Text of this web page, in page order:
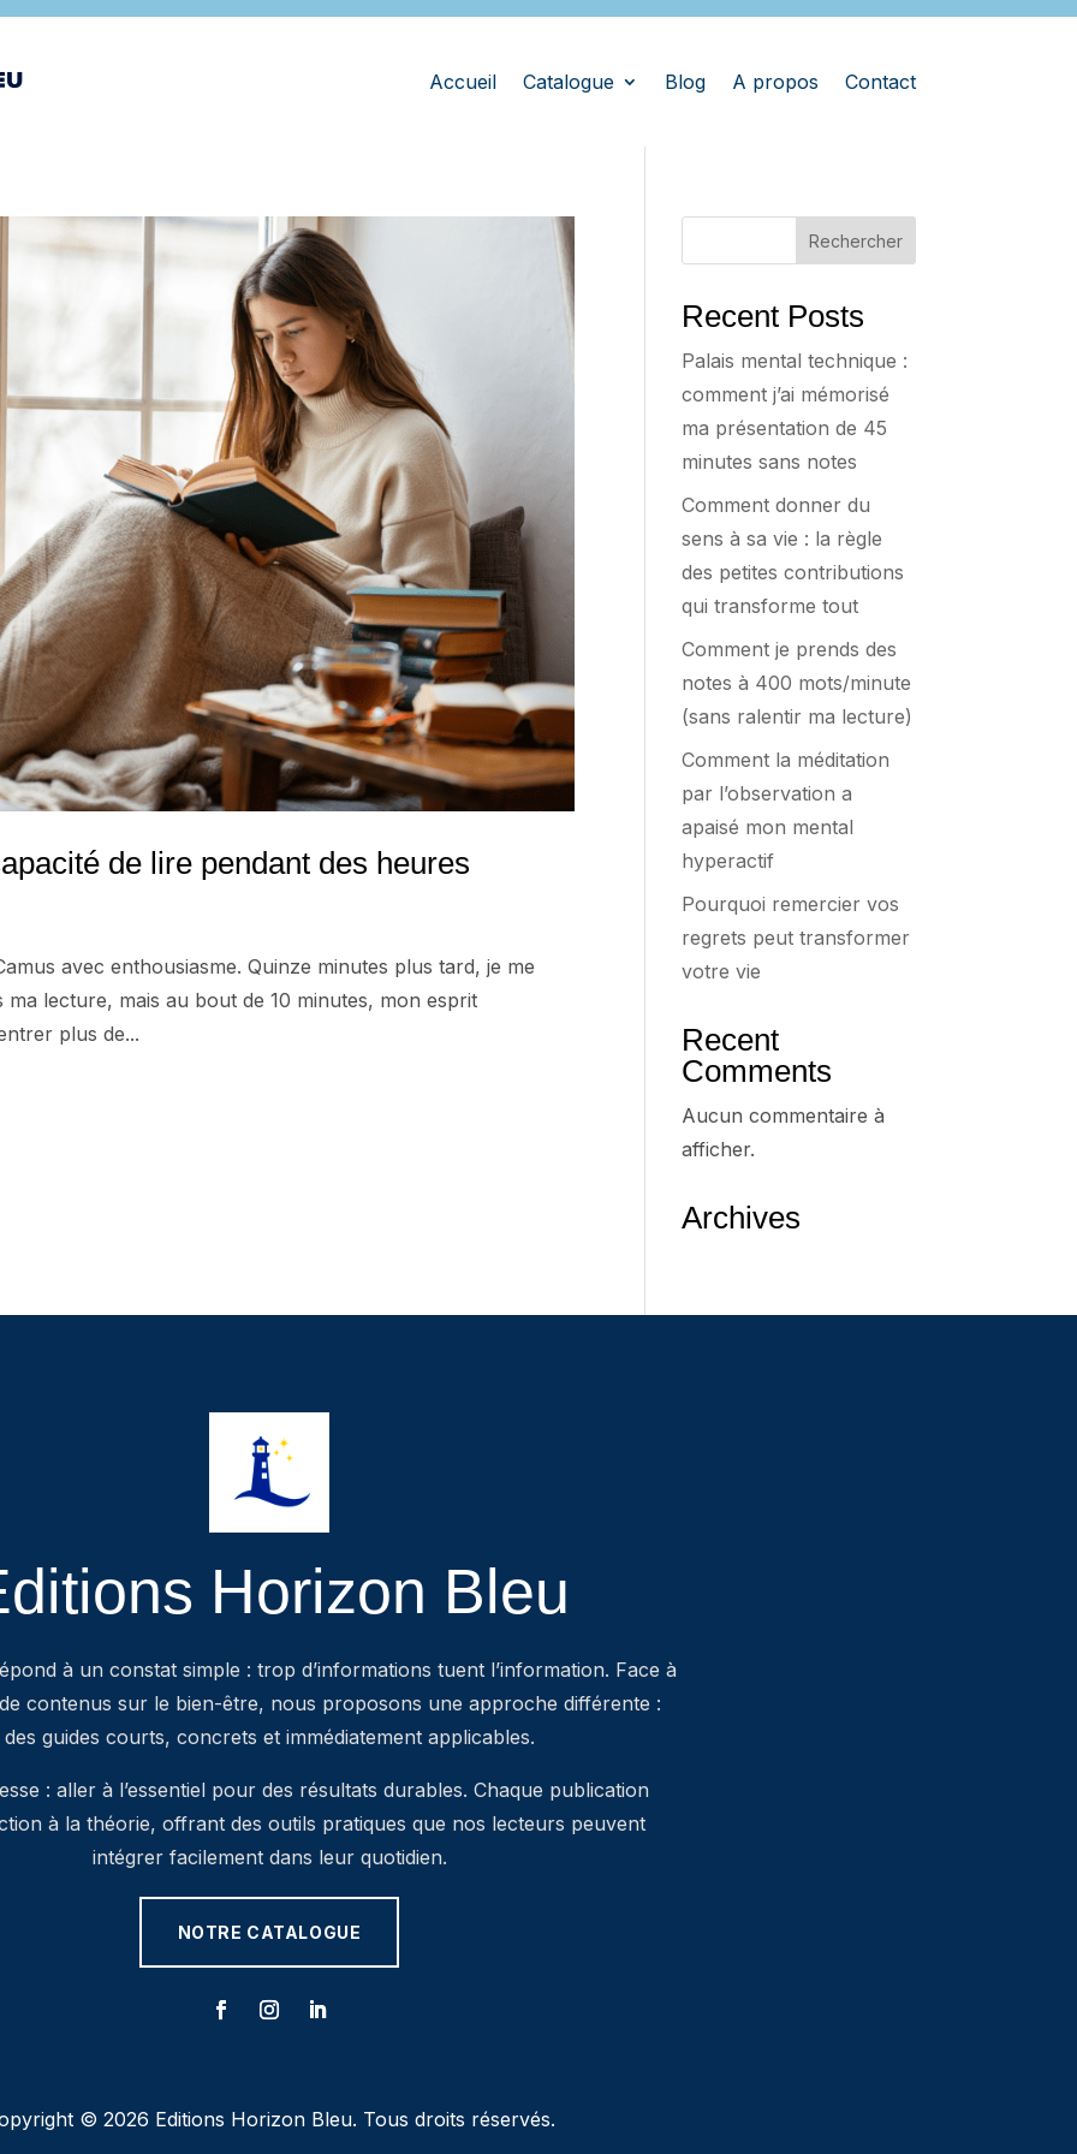
Accueil Catalogue Blog A propos Contact
de lire pendant des heures
avec enthousiasme. Quinze minutes plus tard, je me
lecture, mais au bout de 10 minutes, mon esprit
plus de...
Rechercher
Recent Posts
Palais mental technique :
comment j’ai mémorisé
ma présentation de 45
minutes sans notes
Comment donner du
sens à sa vie : la règle
des petites contributions
qui transforme tout
Comment je prends des
notes à 400 mots/minute
(sans ralentir ma lecture)
Comment la méditation
par l’observation a
apaisé mon mental
hyperactif
Pourquoi remercier vos
regrets peut transformer
votre vie
Recent
Comments
Aucun commentaire à
afficher.
Archives
Horizon Bleu
à un constat simple : trop d’informations tuent l’information. Face à
contenus sur le bien-être, nous proposons une approche différente :
des guides courts, concrets et immédiatement applicables.
: aller à l’essentiel pour des résultats durables. Chaque publication
à la théorie, offrant des outils pratiques que nos lecteurs peuvent
intégrer facilement dans leur quotidien.
NOTRE CATALOGUE
© 2026 Editions Horizon Bleu. Tous droits réservés.